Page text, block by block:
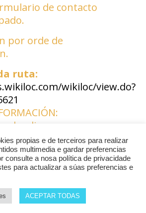
de contacto
por orde de
ruta:
wikiloc/view.do?
e no
637 211
propias e de terceiros para realizar
multimedia e gardar preferencias
consulte a nosa política de privacidade
para actualizar a súas preferencias e
ACEPTAR TODAS